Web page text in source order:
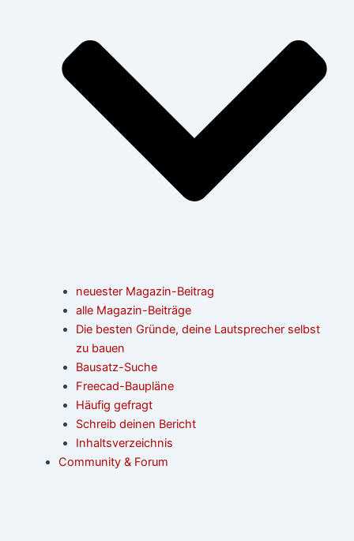
neuester Magazin-Beitrag
alle Magazin-Beiträge
Die besten Gründe, deine Lautsprecher selbst
zu bauen
Bausatz-Suche
Freecad-Baupläne
Häufig gefragt
Schreib deinen Bericht
Inhaltsverzeichnis
Community & Forum